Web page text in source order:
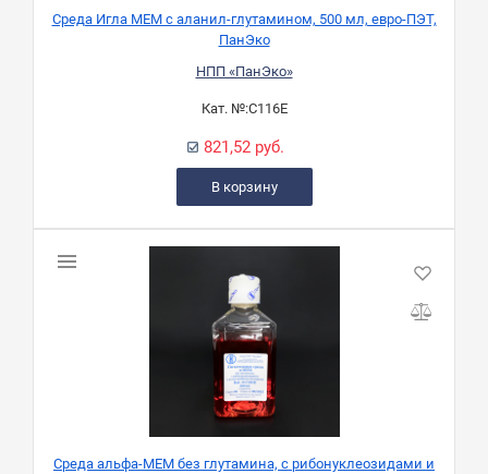
Среда Игла МЕМ с аланил-глутамином, 500 мл, евро-ПЭТ,
ПанЭко
НПП «ПанЭко»
Кат. №:С116Е
821,52 руб.
В корзину
Среда альфа-МЕМ без глутамина, с рибонуклеозидами и